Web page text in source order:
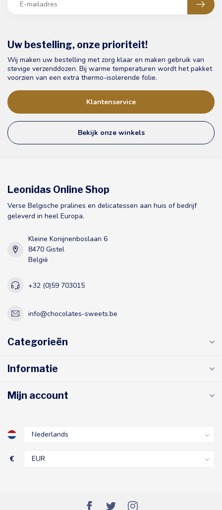
Uw bestelling, onze prioriteit!
Wij maken uw bestelling met zorg klaar en maken gebruik van
stevige verzenddozen. Bij warme temperaturen wordt het pakket
voorzien van een extra thermo-isolerende folie.
Klantenservice
Bekijk onze winkels
Leonidas Online Shop
Verse Belgische pralines en delicatessen aan huis of bedrijf
geleverd in heel Europa.
Kleine Konijnenboslaan 6
8470 Gistel
België
+32 (0)59 703015
info@chocolates-sweets.be
Categorieën
Informatie
Mijn account
€